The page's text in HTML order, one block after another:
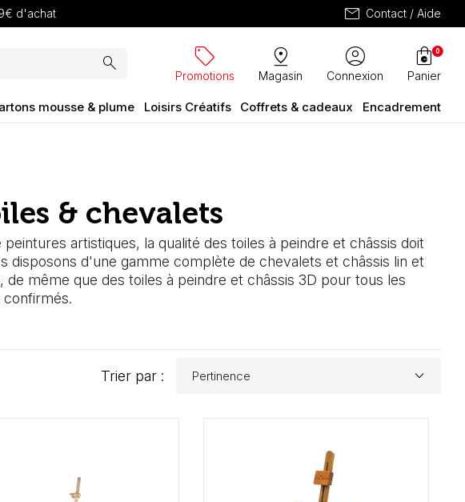
d'achat mail Contact / Aide
search sell
Promotions
pin_drop
Magasin
account_circle
Connexion
shopping_bag
Panier
0
mousse & plume Loisirs Créatifs Coffrets & cadeaux Encadrement
& chevalets
peintures artistiques, la qualité des toiles à peindre et châssis doit
disposons d'une gamme complète de chevalets et châssis lin et
de même que des toiles à peindre et châssis 3D pour tous les
Trier par : Pertinence keyboard_arrow_down